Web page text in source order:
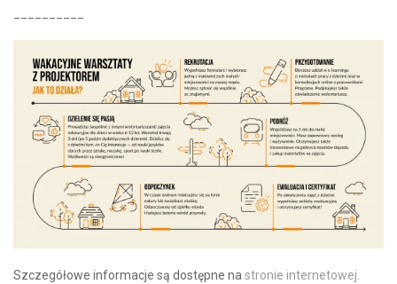
Szczegółowe informacje są dostępne nastronie internetowej.